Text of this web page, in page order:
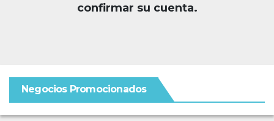
confirmar su cuenta.
Negocios Promocionados